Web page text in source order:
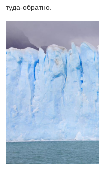
туда-обратно.